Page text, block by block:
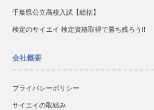
千葉県公立高校入試【総括】
検定のサイエイ 検定資格取得で勝ち残ろう!!
会社概要
プライバシーポリシー
サイエイの取組み